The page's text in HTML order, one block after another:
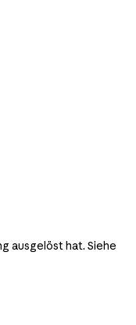
ausgelöst hat. Siehe